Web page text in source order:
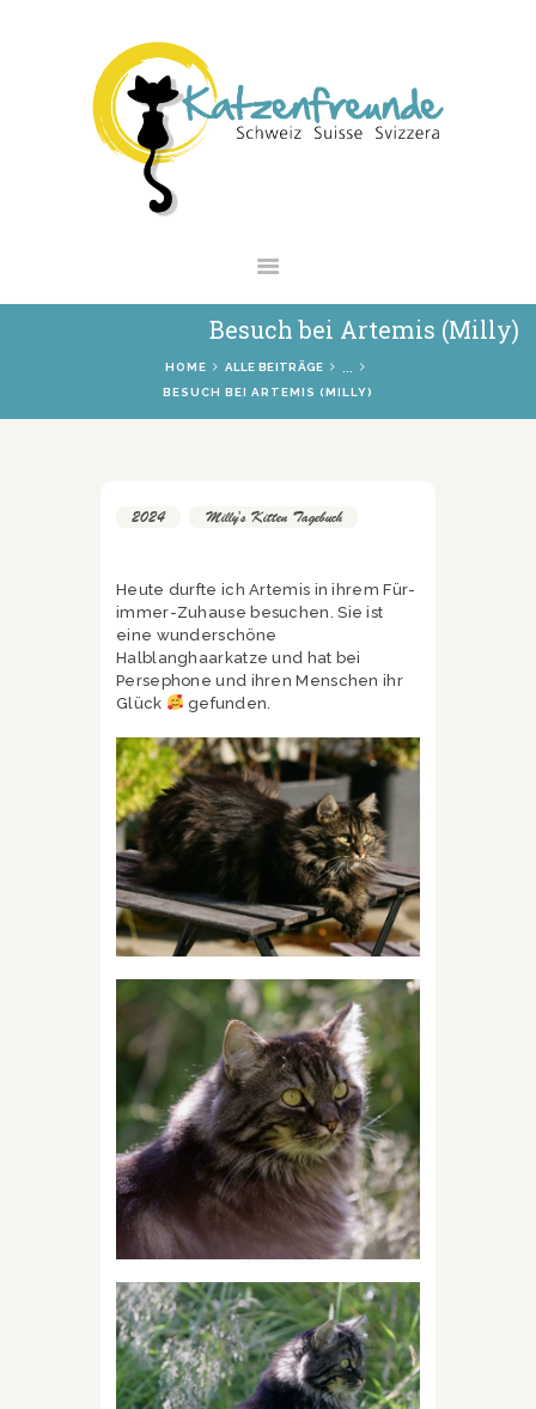
Besuch bei Artemis (Milly)
HOME ALLE BEITRÄGE
BESUCH BEI ARTEMIS (MILLY)
NEWS
VERMITTLUNG
INTERESSANTES
SHOP
2024 Milly's Kitten Tagebuch
Heute durfte ich Artemis in ihrem Für-
immer-Zuhause besuchen. Sie ist
eine wunderschöne
Halblanghaarkatze und hat bei
Persephone und ihren Menschen ihr
Glück
gefunden.